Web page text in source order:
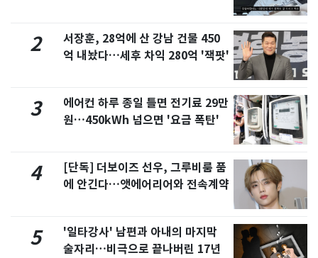
2
서장훈, 28억에 산 강남 건물 450
억 내놨다…세후 차익 280억 '잭팟'
3
에어컨 하루 종일 틀면 전기료 29만
원…450kWh 넘으면 '요금 폭탄'
4
[단독] 더보이즈 선우, 그루비룸 품
에 안긴다…앳에어리어와 전속계약
5
'일타강사' 남편과 아내의 마지막
술자리…비극으로 끝나버린 17년